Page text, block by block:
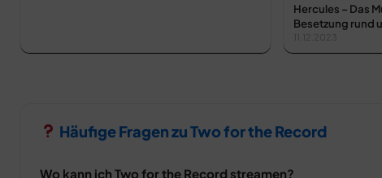
Hercules – Das
Besetzung rund
Häufige Fragen zu Two for the Record
Wo kann ich Two for the Record streamen?